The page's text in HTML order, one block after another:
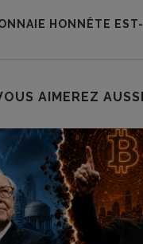
HONNÊTE
AIMEREZ AUSSI